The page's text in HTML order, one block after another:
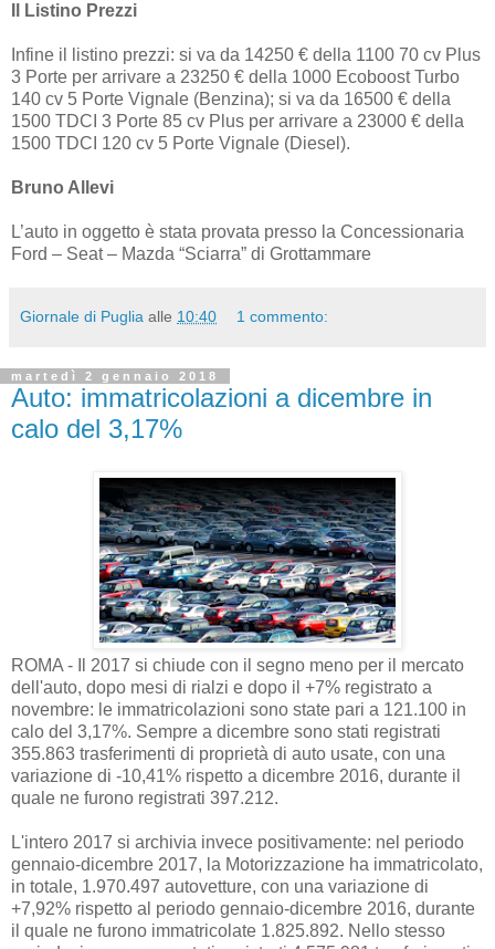
Il Listino Prezzi
Infine il listino prezzi: si va da 14250 € della 1100 70 cv Plus
3 Porte per arrivare a 23250 € della 1000 Ecoboost Turbo
140 cv 5 Porte Vignale (Benzina); si va da 16500 € della
1500 TDCI 3 Porte 85 cv Plus per arrivare a 23000 € della
1500 TDCI 120 cv 5 Porte Vignale (Diesel).
Bruno Allevi
L’auto in oggetto è stata provata presso la Concessionaria
Ford – Seat – Mazda “Sciarra” di Grottammare
Giornale di Puglia alle 10:40 1 commento:
martedì 2 gennaio 2018
Auto: immatricolazioni a dicembre in
calo del 3,17%
ROMA - Il 2017 si chiude con il segno meno per il mercato
dell'auto, dopo mesi di rialzi e dopo il +7% registrato a
novembre: le immatricolazioni sono state pari a 121.100 in
calo del 3,17%. Sempre a dicembre sono stati registrati
355.863 trasferimenti di proprietà di auto usate, con una
variazione di -10,41% rispetto a dicembre 2016, durante il
quale ne furono registrati 397.212.
L'intero 2017 si archivia invece positivamente: nel periodo
gennaio-dicembre 2017, la Motorizzazione ha immatricolato,
in totale, 1.970.497 autovetture, con una variazione di
+7,92% rispetto al periodo gennaio-dicembre 2016, durante
il quale ne furono immatricolate 1.825.892. Nello stesso